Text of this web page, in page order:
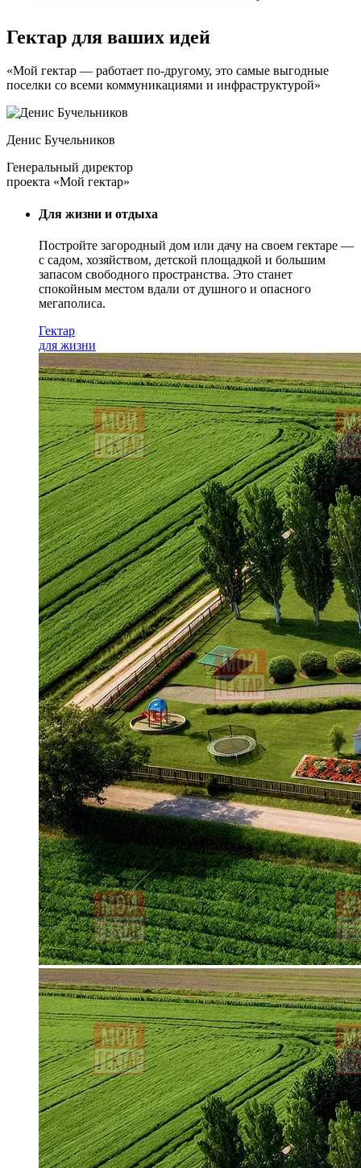
Гектар для ваших идей
«Мой гектар — работает по-другому, это самые выгодные
поселки со всеми коммуникациями и инфраструктурой»
Денис Бучельников
Генеральный директор
проекта «Мой гектар»
Для жизни и отдыха
Постройте загородный дом или дачу на своем гектаре —
с садом, хозяйством, детской площадкой и большим
запасом свободного пространства. Это станет
спокойным местом вдали от душного и опасного
мегаполиса.
Гектар
для жизни